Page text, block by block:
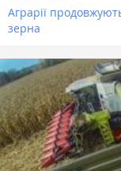
Аграрії
зерна